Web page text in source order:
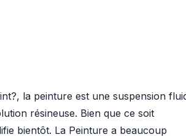
la peinture est une suspension
résineuse. Bien que ce soit
bientôt. La Peinture a beaucoup